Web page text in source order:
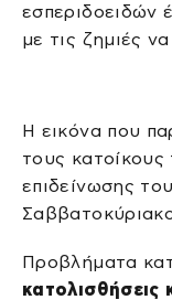
εσπεριδοειδών
με τις ζημιές
Η εικόνα που
τους κατοίκους
επιδείνωσης
Προβλήματα
κατολισθήσεις